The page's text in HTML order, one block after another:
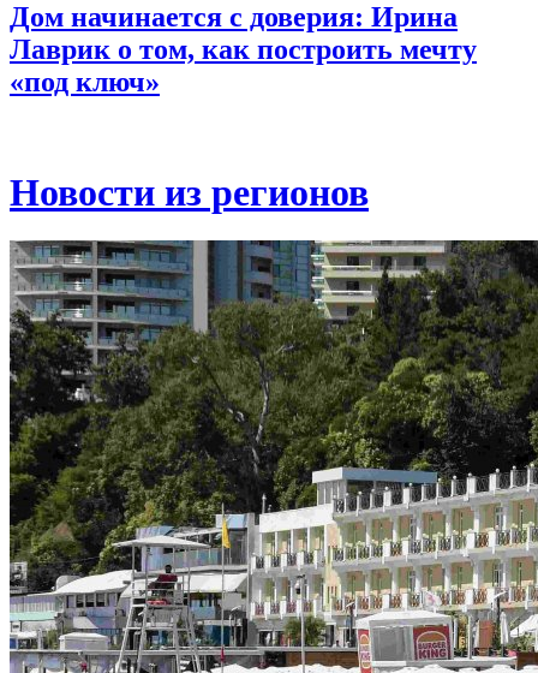
Дом начинается с доверия: Ирина
Лаврик о том, как построить мечту
«под ключ»
Новости из регионов